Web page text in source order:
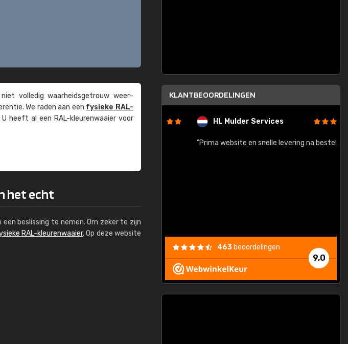
niet volledig waarheids­­getrouw weer­
We raden aan een fysieke RAL-
heeft al een RAL-kleuren­waaier voor
het echt
beslissing te nemen. Om zeker te zijn
RAL-kleurenwaaier. Op deze website
KLANTBEOORDELINGEN
Kambier BV HL Mulder Services
"Prima website en snelle levering na bestelling"
9,0
463 beoordelingen